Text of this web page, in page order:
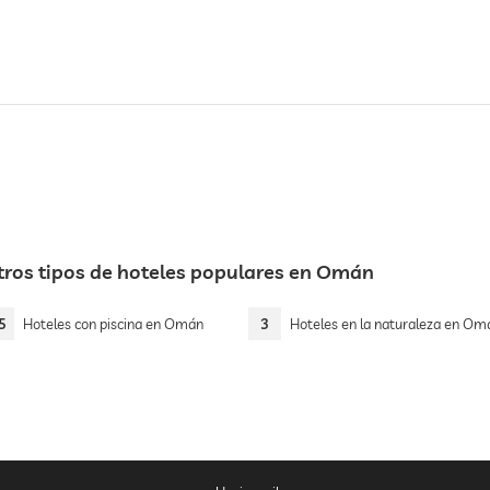
tipos de hoteles populares en Omán
Hoteles con piscina en Omán 3 Hoteles en la naturaleza en